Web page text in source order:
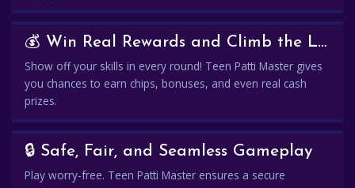
💰 Win Real Rewards and Climb the Leaderboard
Show off your skills in every round! Teen Patti Master gives
you chances to earn chips, bonuses, and even real cash
prizes.
🔒 Safe, Fair, and Seamless Gameplay
Play worry-free. Teen Patti Master ensures a secure